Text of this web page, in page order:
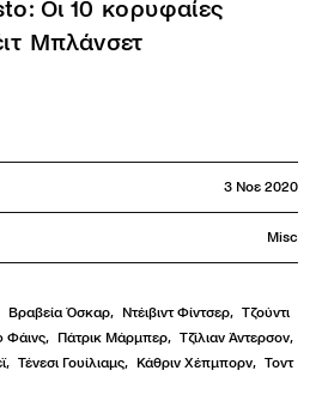
Οι 10 κορυφαίες
Μπλάνσετ
3 Νοε 2020
Misc
Βραβεία Όσκαρ, Ντέιβιντ Φίντσερ, Τζούντι
Φάινς, Πάτρικ Μάρμπερ, Τζίλιαν Άντερσον,
, Τένεσι Γουίλιαμς, Κάθριν Χέπμπορν, Τοντ